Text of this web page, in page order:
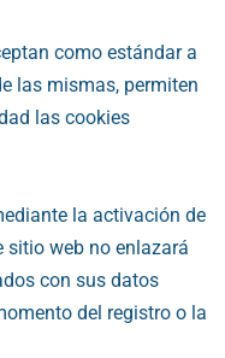
como estándar a
las mismas, permiten
las cookies
la activación de
sitio web no enlazará
con sus datos
del registro o la